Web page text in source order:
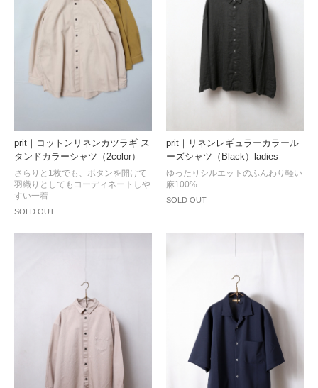
prit｜コットンリネンカツラギ ス
タンドカラーシャツ（2color）
SOLD OUT
さらりと1枚でも、ボタンを開けて
羽織りとしてもコーディネートしや
すい一着
prit｜リネンレギュラーカラール
ーズシャツ（Black）ladies
SOLD OUT
ゆったりシルエットのふんわり軽い
麻100%